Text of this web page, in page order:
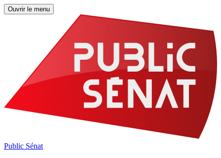
Ouvrir le menu
Public Sénat